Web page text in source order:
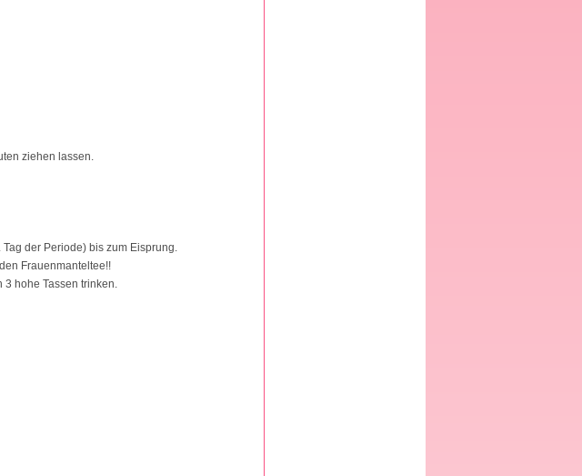
ziehen lassen.
der Periode) bis zum Eisprung.
Frauenmanteltee!!
3 hohe Tassen trinken.